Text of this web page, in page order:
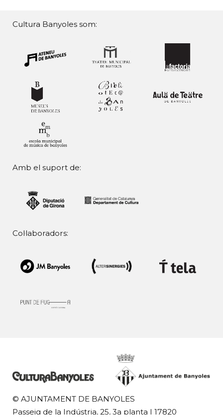
Cultura Banyoles som:
Amb el suport de:
Col·laboradors:
© AJUNTAMENT DE BANYOLES
Passeig de la Indústria, 25, 3a planta | 17820